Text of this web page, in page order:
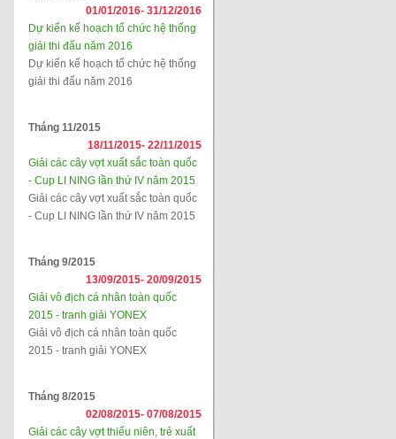
01/01/2016- 31/12/2016
Dự kiến kế hoạch tổ chức hệ thống
giải thi đấu năm 2016
Dự kiến kế hoạch tổ chức hệ thống
giải thi đấu năm 2016
Tháng 11/2015
18/11/2015- 22/11/2015
Giải các cây vợt xuất sắc toàn quốc
- Cup LI NING lần thứ IV năm 2015
Giải các cây vợt xuất sắc toàn quốc
- Cup LI NING lần thứ IV năm 2015
Tháng 9/2015
13/09/2015- 20/09/2015
Giải vô địch cá nhân toàn quốc
2015 - tranh giải YONEX
Giải vô địch cá nhân toàn quốc
2015 - tranh giải YONEX
Tháng 8/2015
02/08/2015- 07/08/2015
Giải các cây vợt thiếu niên, trẻ xuất